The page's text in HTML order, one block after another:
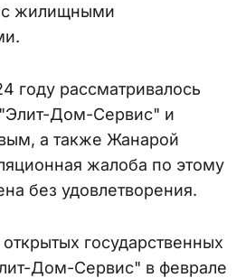
с жилищными
году рассматривалось
Дом-Сервис" и
а также Жанарой
жалоба по этому
без удовлетворения.
государственных
Дом-Сервис" в феврале